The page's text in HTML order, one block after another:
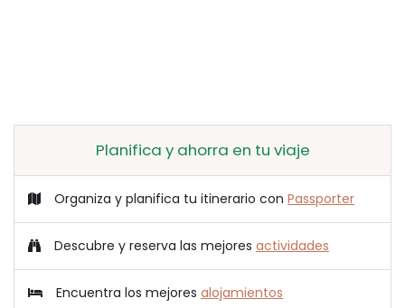
Planifica y ahorra en tu viaje
Organiza y planifica tu itinerario con Passporter
Descubre y reserva las mejores actividades
Encuentra los mejores alojamientos